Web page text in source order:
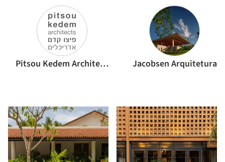
Pitsou Kedem Architects Jacobsen Arquitetura